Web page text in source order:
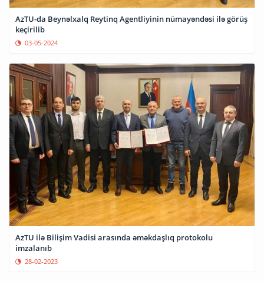
AzTU-da Beynəlxalq Reytinq Agentliyinin nümayəndəsi ilə görüş
keçirilib
03-05-2024
AzTU ilə Bilişim Vadisi arasında əməkdaşlıq protokolu
imzalanıb
28-02-2023